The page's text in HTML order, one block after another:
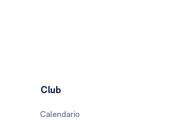
Club
Calendario